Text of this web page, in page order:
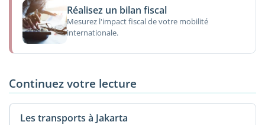
Réalisez un bilan fiscal
Mesurez l'impact fiscal de votre mobilité
internationale.
Continuez votre lecture
Les transports à Jakarta